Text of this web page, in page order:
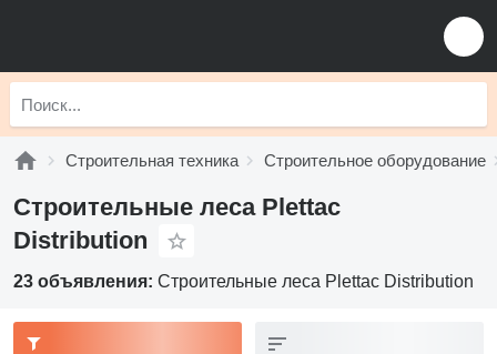
Строительная техника Строительное оборудование
Строительные леса Plettac
Distribution
23 объявления: Строительные леса Plettac Distribution